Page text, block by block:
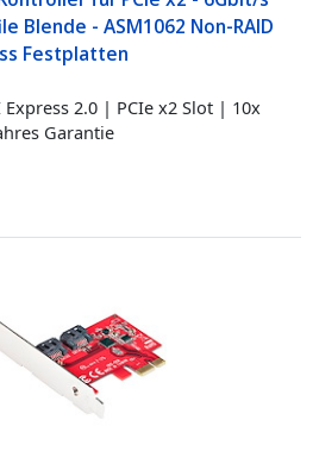
Blende - ASM1062 Non-RAID
Festplatten
Express 2.0 | PCIe x2 Slot | 10x
Garantie